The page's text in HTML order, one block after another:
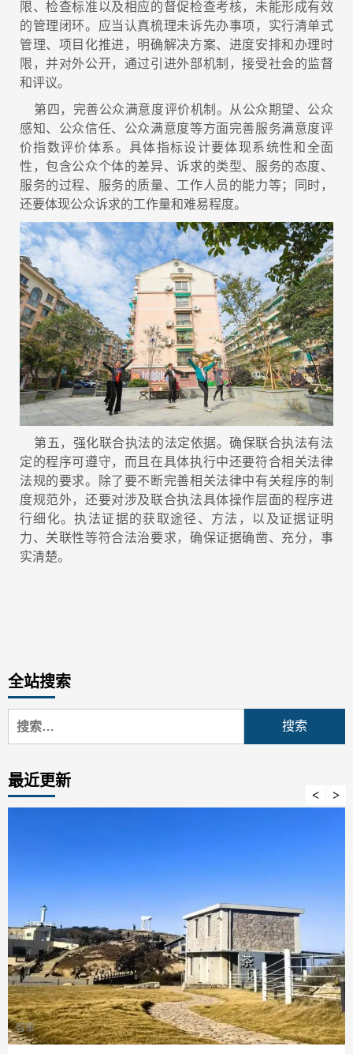
限、检查标准以及相应的督促检查考核，未能形成有效
的管理闭环。应当认真梳理未诉先办事项，实行清单式
管理、项目化推进，明确解决方案、进度安排和办理时
限，并对外公开，通过引进外部机制，接受社会的监督
和评议。
第四，完善公众满意度评价机制。从公众期望、公众
感知、公众信任、公众满意度等方面完善服务满意度评
价指数评价体系。具体指标设计要体现系统性和全面
性，包含公众个体的差异、诉求的类型、服务的态度、
服务的过程、服务的质量、工作人员的能力等；同时，
还要体现公众诉求的工作量和难易程度。
第五，强化联合执法的法定依据。确保联合执法有法
定的程序可遵守，而且在具体执行中还要符合相关法律
法规的要求。除了要不断完善相关法律中有关程序的制
度规范外，还要对涉及联合执法具体操作层面的程序进
行细化。执法证据的获取途径、方法，以及证据证明
力、关联性等符合法治要求，确保证据确凿、充分，事
实清楚。
全站搜索
搜
索：
最近更新
智策